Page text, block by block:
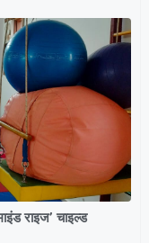
राइज’ चाइल्ड